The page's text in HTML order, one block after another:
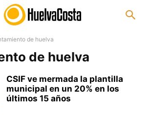
de huelva
de huelva
CSIF ve mermada la plantilla
municipal en un 20% en los
últimos 15 años